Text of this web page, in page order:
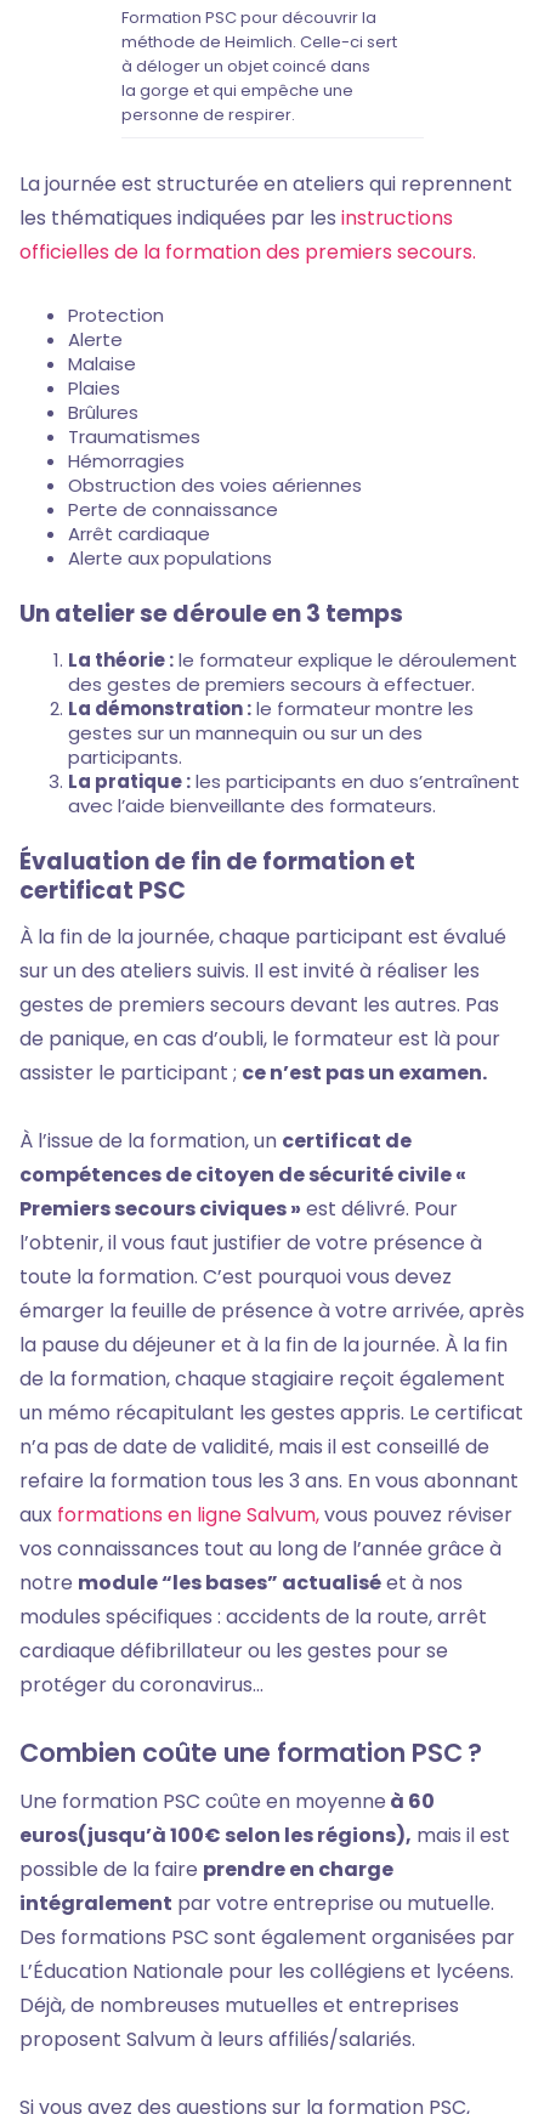
Formation PSC pour découvrir la
méthode de Heimlich. Celle-ci sert
à déloger un objet coincé dans
la gorge et qui empêche une
personne de respirer.
La journée est structurée en ateliers qui reprennent
les thématiques indiquées par les instructions
officielles de la formation des premiers secours.
Protection
Alerte
Malaise
Plaies
Brûlures
Traumatismes
Hémorragies
Obstruction des voies aériennes
Perte de connaissance
Arrêt cardiaque
Alerte aux populations
Un atelier se déroule en 3 temps
La théorie :le formateur explique le déroulement
des gestes de premiers secours à effectuer.
La démonstration :le formateur montre les
gestes sur un mannequin ou sur un des
participants.
La pratique :les participants en duo s’entraînent
avec l’aide bienveillante des formateurs.
Évaluation de fin de formation et
certificat PSC
À la fin de la journée, chaque participant est évalué
sur un des ateliers suivis. Il est invité à réaliser les
gestes de premiers secours devant les autres. Pas
de panique, en cas d’oubli, le formateur est là pour
assister le participant ; ce n’est pas un examen.
À l’issue de la formation, un certificat de
compétences de citoyen de sécurité civile «
Premiers secours civiques » est délivré. Pour
l’obtenir, il vous faut justifier de votre présence à
toute la formation. C’est pourquoi vous devez
émarger la feuille de présence à votre arrivée, après
la pause du déjeuner et à la fin de la journée. À la fin
de la formation, chaque stagiaire reçoit également
un mémo récapitulant les gestes appris. Le certificat
n’a pas de date de validité, mais il est conseillé de
refaire la formation tous les 3 ans. En vous abonnant
aux formations en ligne Salvum,vous pouvez réviser
vos connaissances tout au long de l’année grâce à
notre module “les bases” actualiséet à nos
modules spécifiques : accidents de la route, arrêt
cardiaque défibrillateur ou les gestes pour se
protéger du coronavirus…
Combien coûte une formation PSC ?
Une formation PSC coûte en moyenne à 60
euros(jusqu’à 100€ selon les régions), mais il est
possible de la faire prendre en charge
intégralement par votre entreprise ou mutuelle.
Des formations PSC sont également organisées par
L’Éducation Nationale pour les collégiens et lycéens.
Déjà, de nombreuses mutuelles et entreprises
proposent Salvum à leurs affiliés/salariés.
Si vous avez des questions sur la formation PSC,